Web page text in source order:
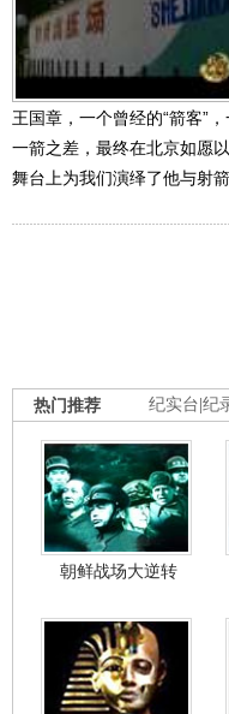
王国章，一个曾经的“箭客”
一箭之差，最终在北京如愿
舞台上为我们演绎了他与射
纪实台 纪
热门推荐
朝鲜战场大逆转